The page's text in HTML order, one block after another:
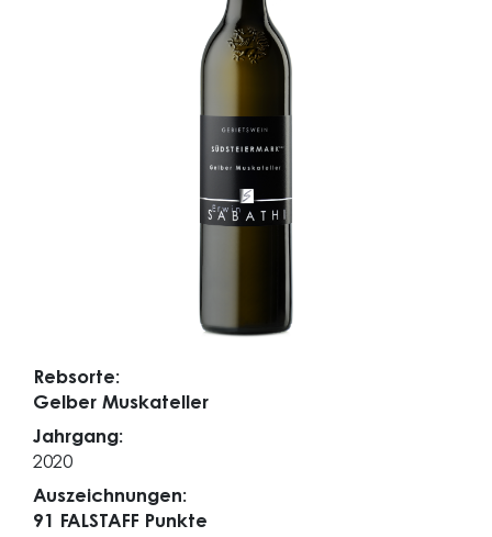
Rebsorte:
Gelber Muskateller
Jahrgang:
2020
Auszeichnungen:
91 FALSTAFF Punkte